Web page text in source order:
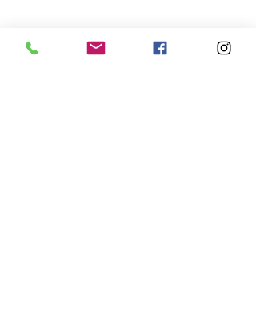
お問合せフォーム